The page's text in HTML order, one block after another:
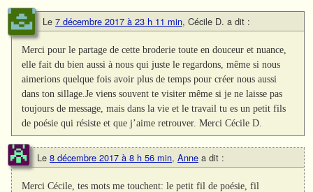
Le 7 décembre 2017 à 23 h 11 min, Cécile D. a dit :
Merci pour le partage de cette broderie toute en douceur et nuance,
elle fait du bien aussi à nous qui juste le regardons, même si nous
aimerions quelque fois avoir plus de temps pour créer nous aussi
dans ton sillage.Je viens souvent te visiter même si je ne laisse pas
toujours de message, mais dans la vie et le travail tu es un petit fils
de poésie qui résiste et que j’aime retrouver. Merci Cécile D.
Le 8 décembre 2017 à 8 h 56 min, Anne a dit :
Merci Cécile, tes mots me touchent: le petit fil de poésie, fil